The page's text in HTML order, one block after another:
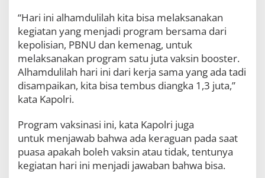
i
B
i
c
a
r
a
d
i
k
S
e
h
“Hari ini alhamdulilah kita bisa melaksanakan
kegiatan yang menjadi program bersama dari
kepolisian, PBNU dan kemenag, untuk
melaksanakan program satu juta vaksin booster.
Alhamdulilah hari ini dari kerja sama yang ada tadi
disampaikan, kita bisa tembus diangka 1,3 juta,”
kata Kapolri.
Program vaksinasi ini, kata Kapolri juga
untuk menjawab bahwa ada keraguan pada saat
puasa apakah boleh vaksin atau tidak, tentunya
kegiatan hari ini menjadi jawaban bahwa bisa.